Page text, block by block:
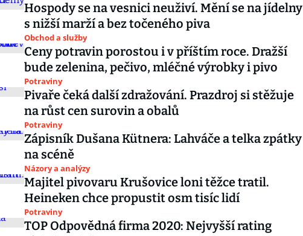
Hospody se na vesnici neuživí. Mění se na jídelny
s nižší marží a bez točeného piva
Obchod a služby
Ceny potravin porostou i v příštím roce. Dražší
bude zelenina, pečivo, mléčné výrobky i pivo
Potraviny
Pivaře čeká další zdražování. Prazdroj si stěžuje
na růst cen surovin a obalů
Potraviny
Zápisník Dušana Kütnera: Lahváče a telka zpátky
na scéně
Názory a analýzy
Majitel pivovaru Krušovice loni těžce tratil.
Heineken chce propustit osm tisíc lidí
Potraviny
TOP Odpovědná firma 2020: Nejvyšší rating